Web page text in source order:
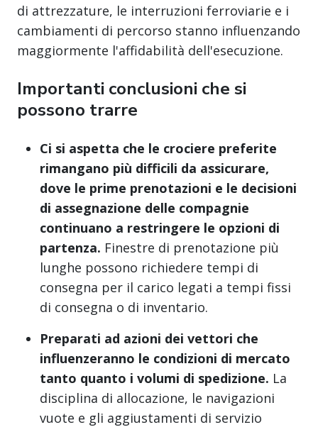
di attrezzature, le interruzioni ferroviarie e i
cambiamenti di percorso stanno influenzando
maggiormente l'affidabilità dell'esecuzione.
Importanti conclusioni che si
possono trarre
Ci si aspetta che le crociere preferite
rimangano più difficili da assicurare,
dove le prime prenotazioni e le decisioni
di assegnazione delle compagnie
continuano a restringere le opzioni di
partenza. Finestre di prenotazione più
lunghe possono richiedere tempi di
consegna per il carico legati a tempi fissi
di consegna o di inventario.
Preparati ad azioni dei vettori che
influenzeranno le condizioni di mercato
tanto quanto i volumi di spedizione. La
disciplina di allocazione, le navigazioni
vuote e gli aggiustamenti di servizio